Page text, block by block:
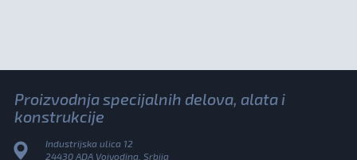
Proizvodnja specijalnih delova, alata i
konstrukcije
Industrijska ulica 12
24430 ADA Vojvodina, Srbija